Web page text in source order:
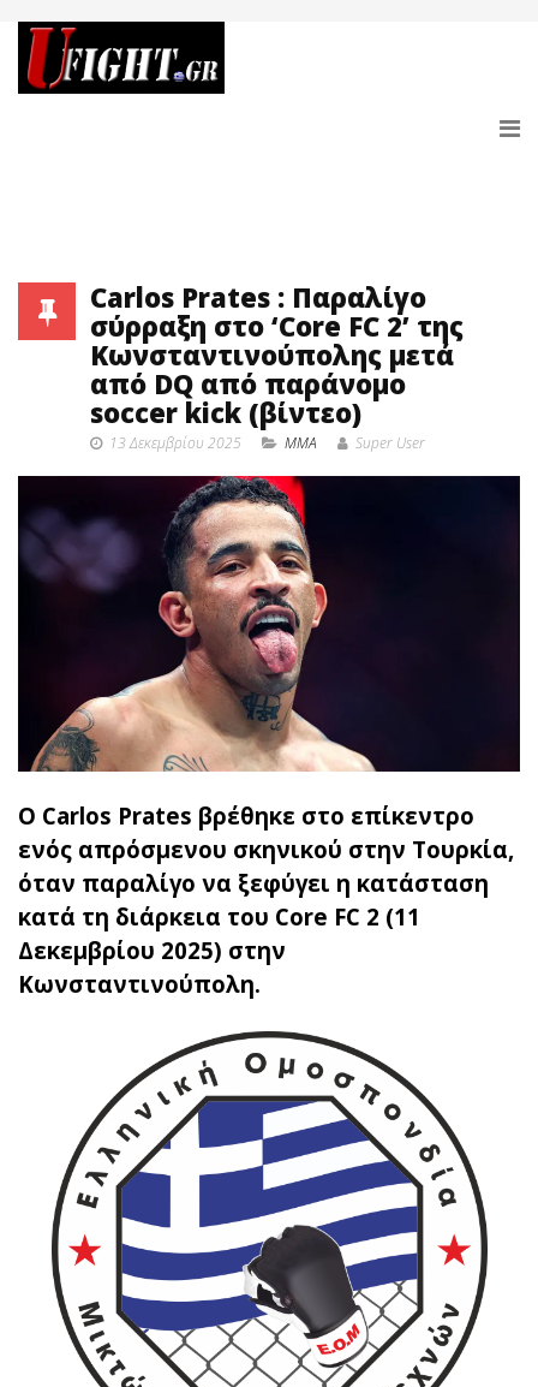
Carlos Prates : Παραλίγο
σύρραξη στο ‘Core FC 2’ της
Κωνσταντινούπολης μετά
από DQ από παράνομο
soccer kick (βίντεο)
13 Δεκεμβρίου 2025 MMA Super User
Ο Carlos Prates βρέθηκε στο επίκεντρο
ενός απρόσμενου σκηνικού στην Τουρκία,
όταν παραλίγο να ξεφύγει η κατάσταση
κατά τη διάρκεια του Core FC 2 (11
Δεκεμβρίου 2025) στην
Κωνσταντινούπολη.